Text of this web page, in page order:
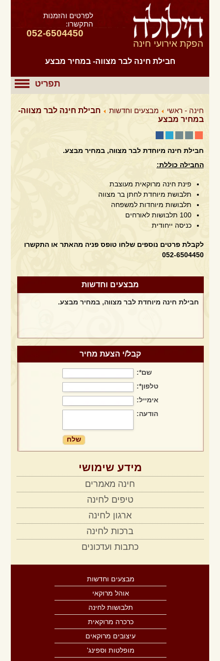
הפקת אירועי חינה
חבילת חינה לבר מצווה- במחיר מבצע
לפרטים והזמנות
התקשרו:
052-6504450
תפריט
חינה - ראשי מבצעים וחדשות
חבילת חינה לבר מצווה-
במחיר מבצע
חבילת חינה מיוחדת לבר מצווה, במחיר מבצע.
החבילה כוללת:
פינת חינה מרוקאית מעוצבת
תלבושת מיוחדת לחתן בר מצווה
תלבושות מיוחדות למשפחה
100 תלבושות לאורחים
כניסה ייחודית
לקבלת פרטים נוספים שלחו טופס פניה מהאתר או התקשרו
052-6504450
מבצעים וחדשות
חבילת חינה מיוחדת לבר מצווה, במחיר מבצע.
חבילה מושלמת במבצע מיוחד לחודש פברואר בלבד!!!!
קבל/י הצעת מחיר
שם*:
טלפון*:
אימייל:
הודעה:
מידע שימושי
חינה מאמרים
טיפים לחינה
ארגון לחינה
ברכות לחינה
כתבות ועדכונים
מבצעים וחדשות
אוהל מרוקאי
תלבושות לחינה
כרכרה מרוקאית
עיצובים מרוקאים
מופלטות וספינג'